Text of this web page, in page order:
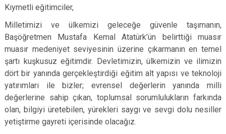
Kıymetli eğitimciler,
Milletimizi ve ülkemizi geleceğe güvenle taşımanın,
Başöğretmen Mustafa Kemal Atatürk’ün belirttiği muasır
muasır medeniyet seviyesinin üzerine çıkarmanın en temel
şartı kuşkusuz eğitimdir. Devletimizin, ülkemizin ve ilimizin
dört bir yanında gerçekleştirdiği eğitim alt yapısı ve teknoloji
yatırımları ile bizler; evrensel değerlerin yanında milli
değerlerine sahip çıkan, toplumsal sorumlulukların farkında
olan, bilgiyi üretebilen, yürekleri saygı ve sevgi dolu nesiller
yetiştirme gayreti içerisinde olacağız.